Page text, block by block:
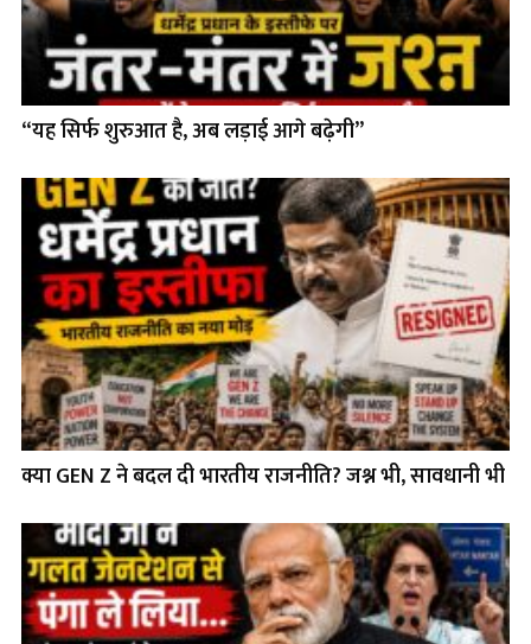
“यह सिर्फ शुरुआत है, अब लड़ाई आगे बढ़ेगी”
क्या GEN Z ने बदल दी भारतीय राजनीति? जश्न भी, सावधानी भी